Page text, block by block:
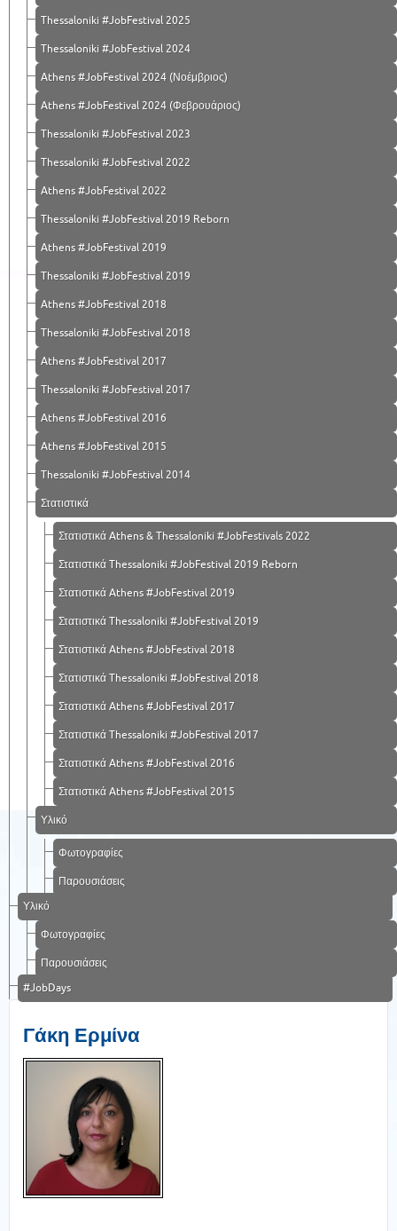
Thessaloniki #JobFestival 2025
Thessaloniki #JobFestival 2024
Athens #JobFestival 2024 (Νοέμβριος)
Athens #JobFestival 2024 (Φεβρουάριος)
Thessaloniki #JobFestival 2023
Thessaloniki #JobFestival 2022
Athens #JobFestival 2022
Thessaloniki #JobFestival 2019 Reborn
Athens #JobFestival 2019
Thessaloniki #JobFestival 2019
Athens #JobFestival 2018
Thessaloniki #JobFestival 2018
Athens #JobFestival 2017
Τhessaloniki #JobFestival 2017
Athens #JobFestival 2016
Athens #JobFestival 2015
Thessaloniki #JobFestival 2014
Στατιστικά
Στατιστικά Athens & Thessaloniki #JobFestivals 2022
Στατιστικά Thessaloniki #JobFestival 2019 Reborn
Στατιστικά Athens #JobFestival 2019
Στατιστικά Thessaloniki #JobFestival 2019
Στατιστικά Athens #JobFestival 2018
Στατιστικά Thessaloniki #JobFestival 2018
Στατιστικά Athens #JobFestival 2017
Στατιστικά Thessaloniki #JobFestival 2017
Στατιστικά Athens #JobFestival 2016
Στατιστικά Athens #JobFestival 2015
Υλικό
Φωτογραφίες
Παρουσιάσεις
Υλικό
Φωτογραφίες
Παρουσιάσεις
#JobDays
Γάκη Ερμίνα